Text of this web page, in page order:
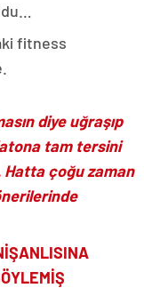
fitness
diye uğraşıp
tam tersini
çoğu zaman